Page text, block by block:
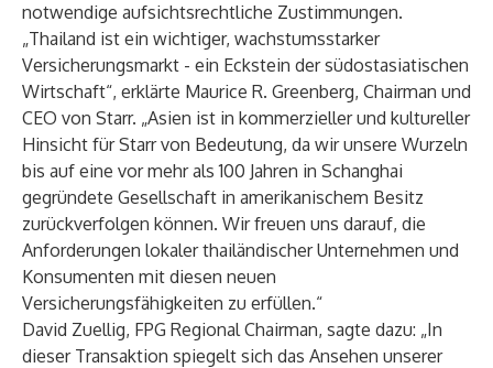
notwendige aufsichtsrechtliche Zustimmungen.
„Thailand ist ein wichtiger, wachstumsstarker
Versicherungsmarkt - ein Eckstein der südostasiatischen
Wirtschaft“, erklärte Maurice R. Greenberg, Chairman und
CEO von Starr. „Asien ist in kommerzieller und kultureller
Hinsicht für Starr von Bedeutung, da wir unsere Wurzeln
bis auf eine vor mehr als 100 Jahren in Schanghai
gegründete Gesellschaft in amerikanischem Besitz
zurückverfolgen können. Wir freuen uns darauf, die
Anforderungen lokaler thailändischer Unternehmen und
Konsumenten mit diesen neuen
Versicherungsfähigkeiten zu erfüllen.“
David Zuellig, FPG Regional Chairman, sagte dazu: „In
dieser Transaktion spiegelt sich das Ansehen unserer